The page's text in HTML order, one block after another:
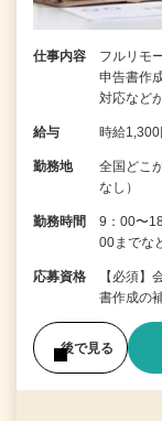
仕事内容
フルリモ
申告書作
対応など
給与 時給
勤務地
全国どこ
なし）
勤務時間
9：00〜
00までな
応募資格
【必須】
書作成の
後で見る